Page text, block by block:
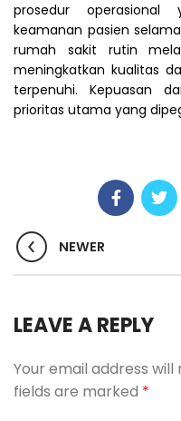
prosedur
keamanan pasien
rumah sakit rutin
meningkatkan kualitas
terpenuhi. Kepuasan
prioritas utama yang
NEWER
LEAVE A REPLY
Your email address
fields are marked *